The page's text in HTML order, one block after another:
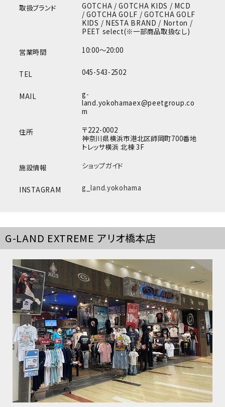
取扱ブランド
GOTCHA / GOTCHA KIDS / MCD
/ GOTCHA GOLF / GOTCHA GOLF
KIDS / NESTA BRAND / Norton /
PEET select(※一部商品取扱なし)
営業時間 10:00～20:00
TEL 045-543-2502
MAIL
g-
land.yokohamaex@peetgroup.co
m
住所
〒222-0002
神奈川県横浜市港北区師岡町700番地
トレッサ横浜 北棟 3F
施設情報 ショップガイド
INSTAGRAM g_land.yokohama
G-LAND EXTREME アリオ橋本店